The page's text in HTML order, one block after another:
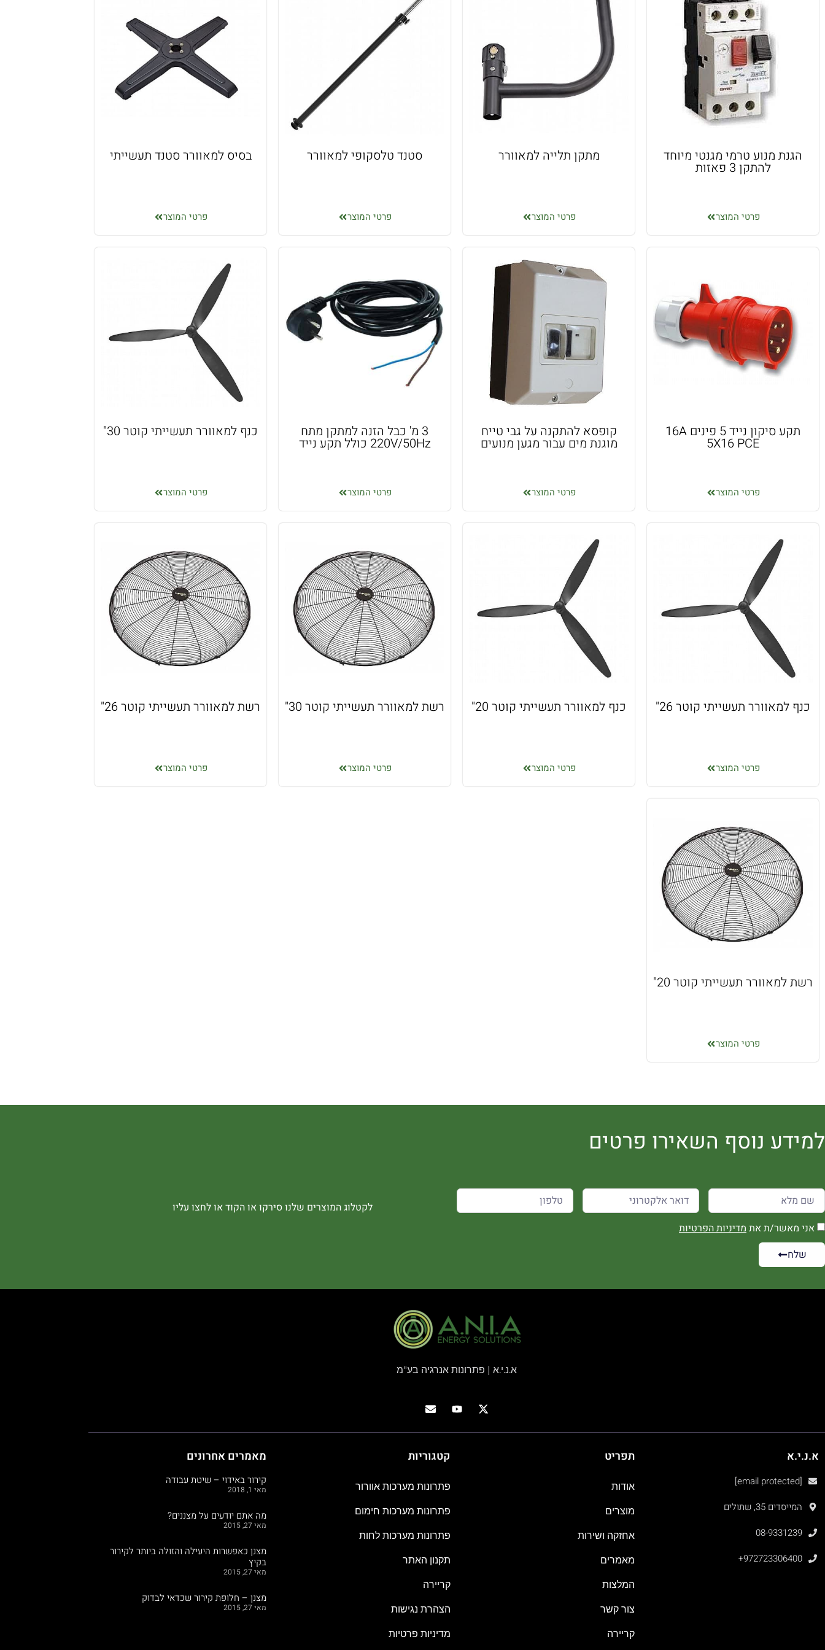
הגנת מנוע טרמי מגנטי מיוחד
להתקן 3 פאזות
פרטי המוצר
מתקן תלייה למאוורר
פרטי המוצר
סטנד טלסקופי למאוורר
פרטי המוצר
בסיס למאוורר סטנד תעשייתי
פרטי המוצר
תקע סיקון נייד 5 פינים 16A
5X16 PCE
פרטי המוצר
קופסא להתקנה על גבי טייח
מוגנת מים עבור מגען מנועים
פרטי המוצר
3 מ' כבל הזנה למתקן מתח
220V/50Hz כולל תקע נייד
פרטי המוצר
כנף למאוורר תעשייתי קוטר 30"
פרטי המוצר
כנף למאוורר תעשייתי קוטר 26"
פרטי המוצר
כנף למאוורר תעשייתי קוטר 20"
פרטי המוצר
רשת למאוורר תעשייתי קוטר 30"
פרטי המוצר
רשת למאוורר תעשייתי קוטר 26"
פרטי המוצר
רשת למאוורר תעשייתי קוטר 20"
פרטי המוצר
למידע נוסף השאירו פרטים
אני מאשר/ת את מדיניות הפרטיות
שלח
לקטלוג המוצרים שלנו סירקו או הקוד או לחצו עליו
א.נ.י.א | פתרונות אנרגיה בע"מ
א.נ.י.א
[email protected]
המייסדים 35, שתולים
08-9331239
+972723306400
תפריט
אודות
מוצרים
אחזקה ושירות
מאמרים
המלצות
צור קשר
קריירה
קטגוריות
פתרונות מערכות אוורור
פתרונות מערכות חימום
פתרונות מערכות לחות
תקנון האתר
קריירה
הצהרת נגישות
מדיניות פרטיות
מאמרים אחרונים
קירור באידוי – שיטת עבודה
מאי 1, 2018
מה אתם יודעים על מצננים?
מאי 27, 2015
מצנן כאפשרות היעילה והזולה ביותר לקירור
בקיץ
מאי 27, 2015
מצנן – חלופת קירור שכדאי לבדוק
מאי 27, 2015